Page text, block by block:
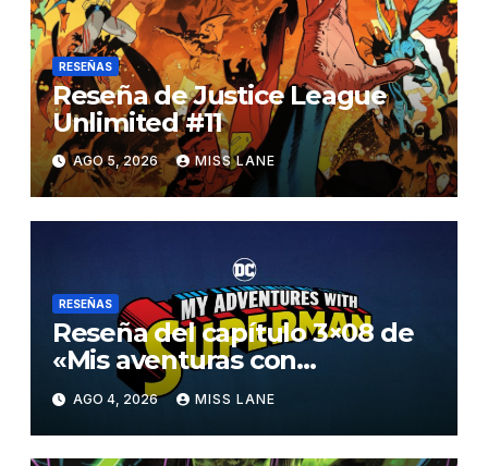
RESEÑAS
Reseña de Justice League
Unlimited #11
AGO 5, 2026 MISS LANE
RESEÑAS
Reseña del capítulo 3×08 de
«Mis aventuras con
Superman»
AGO 4, 2026 MISS LANE